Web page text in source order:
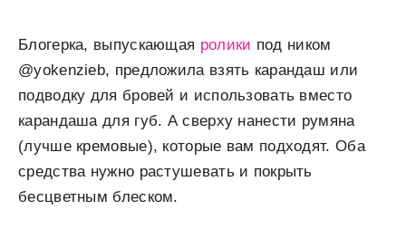
Блогерка, выпускающая ролики под ником
@yokenzieb, предложила взять карандаш или
подводку для бровей и использовать вместо
карандаша для губ. А сверху нанести румяна
(лучше кремовые), которые вам подходят. Оба
средства нужно растушевать и покрыть
бесцветным блеском.